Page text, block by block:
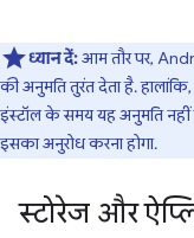
ध्यान दें:आम तौर पर,
की अनुमति तुरंत देता है.
इंस्टॉल के समय यह अनुमति
इसका अनुरोध करना होगा.
स्टोरेज और